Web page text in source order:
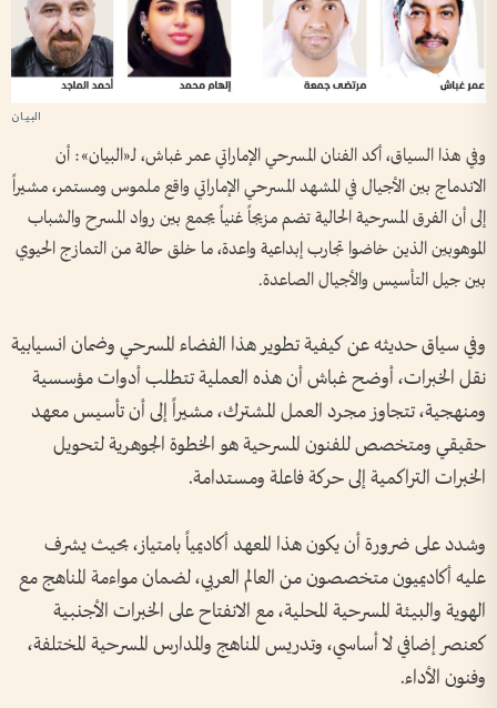
وفي هذا السياق، أكد الفنان المسرحي الإماراتي عمر غباش، لـ«البيان»: أن
الاندماج بين الأجيال في المشهد المسرحي الإماراتي واقع ملموس ومستمر، مشيراً
إلى أن الفرق المسرحية الحالية تضم مزيجاً غنياً يجمع بين رواد المسرح والشباب
الموهوبين الذين خاضوا تجارب إبداعية واعدة، ما خلق حالة من التمازج الحيوي
بين جيل التأسيس والأجيال الصاعدة.
وفي سياق حديثه عن كيفية تطوير هذا الفضاء المسرحي وضمان انسيابية
نقل الخبرات، أوضح غباش أن هذه العملية تتطلب أدوات مؤسسية
ومنهجية، تتجاوز مجرد العمل المشترك، مشيراً إلى أن تأسيس معهد
حقيقي ومتخصص للفنون المسرحية هو الخطوة الجوهرية لتحويل
الخبرات التراكمية إلى حركة فاعلة ومستدامة.
وشدد على ضرورة أن يكون هذا المعهد أكاديمياً بامتياز، بحيث يشرف
عليه أكاديميون متخصصون من العالم العربي، لضمان مواءمة المناهج مع
الهوية والبيئة المسرحية المحلية، مع الانفتاح على الخبرات الأجنبية
كعنصر إضافي لا أساسي، وتدريس المناهج والمدارس المسرحية المختلفة،
وفنون الأداء.